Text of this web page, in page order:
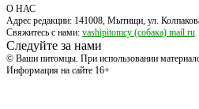
О НАС
Адрес редакции: 141008, Мытищи, ул.
Свяжитесь с нами: vashipitomcy (собака) mail.ru
Следуйте за нами
© Ваши питомцы. При использовании
Информация на сайте 16+